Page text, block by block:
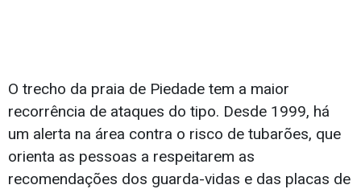
O trecho da praia de Piedade tem a maior
recorrência de ataques do tipo. Desde 1999, há
um alerta na área contra o risco de tubarões, que
orienta as pessoas a respeitarem as
recomendações dos guarda-vidas e das placas de